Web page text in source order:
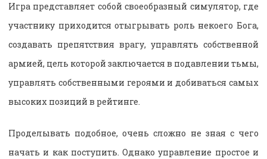
Игра представляет собой своеобразный симулятор, где
участнику приходится отыгрывать роль некоего Бога,
создавать препятствия врагу, управлять собственной
армией, цель которой заключается в подавлении тьмы,
управлять собственными героями и добиваться самых
высоких позиций в рейтинге.
Проделывать подобное, очень сложно не зная с чего
начать и как поступить. Однако управление простое и